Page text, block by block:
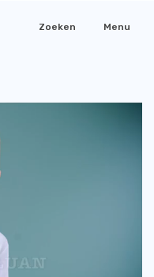
Zoeken Menu